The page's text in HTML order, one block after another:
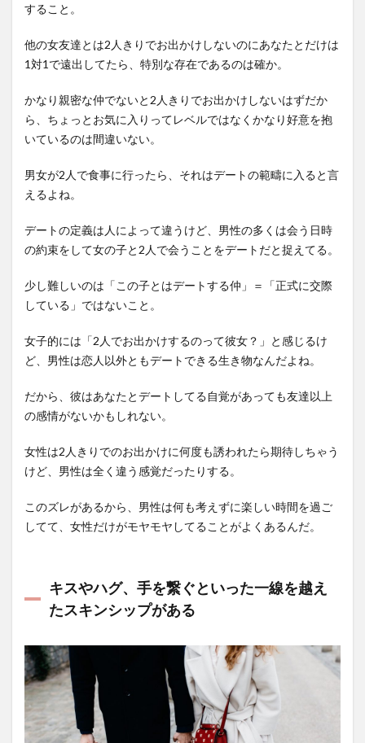
すること。
他の女友達とは2人きりでお出かけしないのにあなたとだけは
1対1で遠出してたら、特別な存在であるのは確か。
かなり親密な仲でないと2人きりでお出かけしないはずだか
ら、ちょっとお気に入りってレベルではなくかなり好意を抱
いているのは間違いない。
男女が2人で食事に行ったら、それはデートの範疇に入ると言
えるよね。
デートの定義は人によって違うけど、男性の多くは会う日時
の約束をして女の子と2人で会うことをデートだと捉えてる。
少し難しいのは「この子とはデートする仲」＝「正式に交際
している」ではないこと。
女子的には「2人でお出かけするのって彼女？」と感じるけ
ど、男性は恋人以外ともデートできる生き物なんだよね。
だから、彼はあなたとデートしてる自覚があっても友達以上
の感情がないかもしれない。
女性は2人きりでのお出かけに何度も誘われたら期待しちゃう
けど、男性は全く違う感覚だったりする。
このズレがあるから、男性は何も考えずに楽しい時間を過ご
してて、女性だけがモヤモヤしてることがよくあるんだ。
キスやハグ、手を繋ぐといった一線を越え
たスキンシップがある